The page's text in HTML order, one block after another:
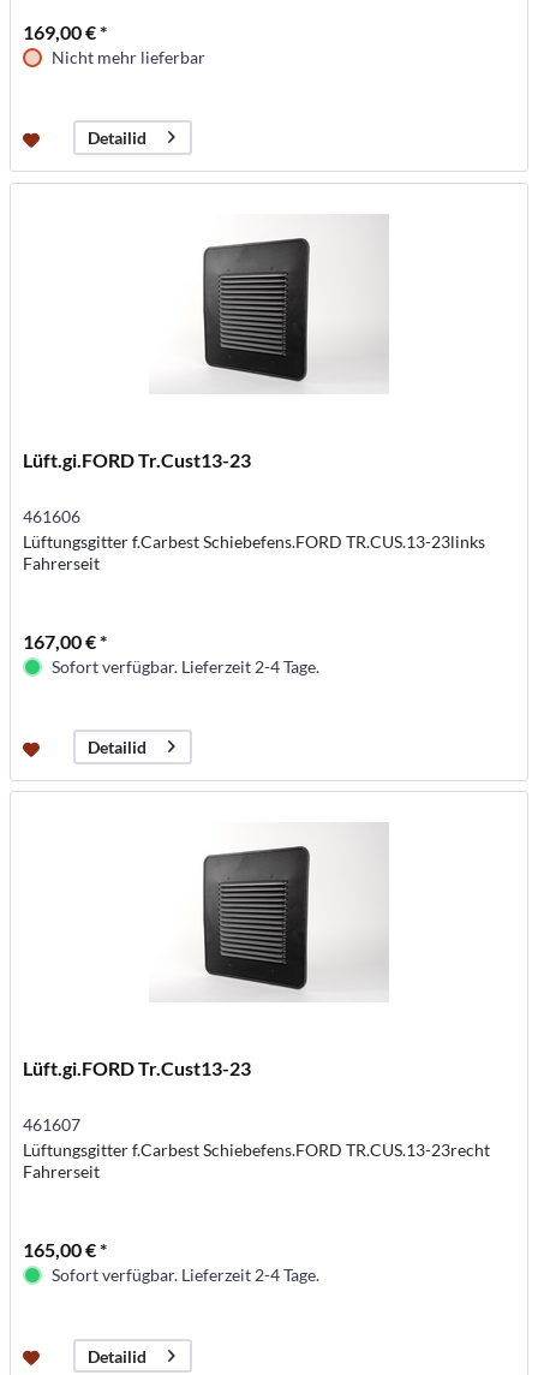
169,00 € *
Nicht mehr lieferbar
Detailid
Lüft.gi.FORD Tr.Cust13-23
461606
Lüftungsgitter f.Carbest Schiebefens.FORD TR.CUS.13-23links
Fahrerseit
167,00 € *
Sofort verfügbar. Lieferzeit 2-4 Tage.
Detailid
Lüft.gi.FORD Tr.Cust13-23
461607
Lüftungsgitter f.Carbest Schiebefens.FORD TR.CUS.13-23recht
Fahrerseit
165,00 € *
Sofort verfügbar. Lieferzeit 2-4 Tage.
Detailid